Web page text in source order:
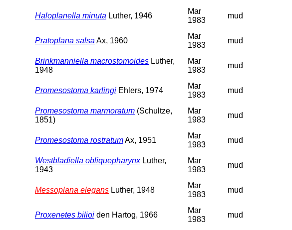
Haloplanella minuta Luther, 1946
Mar
1983
mud
Pratoplana salsa Ax, 1960
Mar
1983
mud
Brinkmanniella macrostomoides Luther,
1948
Mar
1983
mud
Promesostoma karlingi Ehlers, 1974
Mar
1983
mud
Promesostoma marmoratum (Schultze,
1851)
Mar
1983
mud
Promesostoma rostratumAx, 1951
Mar
1983
mud
Westbladiella obliquepharynxLuther,
1943
Mar
1983
mud
Messoplana elegans Luther, 1948
Mar
1983
mud
Proxenetes bilioi den Hartog, 1966
Mar
1983
mud